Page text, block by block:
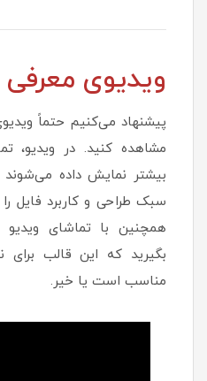
ویدیوی
پیشنهاد می‌کنیم حتماً
مشاهده کنید. در ویدیو،
بیشتر نمایش داده می‌شوند
سبک طراحی و کاربرد فایل
همچنین با تماشای ویدیو
بگیرید که این قالب برای
مناسب است یا خیر.